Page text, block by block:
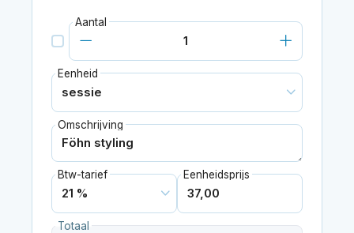
Aantal
Eenheid
Omschrijving
Btw-tarief Eenheidsprijs
Totaal